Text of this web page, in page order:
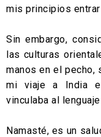
mis principios
Sin embargo,
las culturas
manos en el pecho,
mi viaje a India
vinculaba al
Namasté, es un